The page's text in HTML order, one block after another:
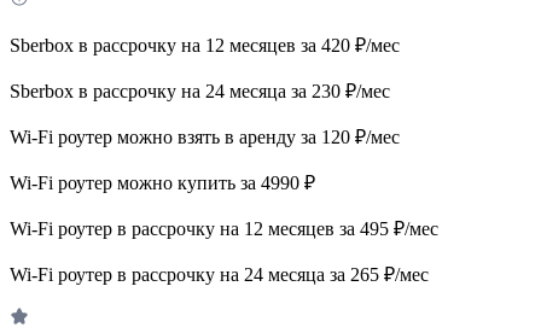
Sberbox в рассрочку на 12 месяцев за 420 ₽/мес
Sberbox в рассрочку на 24 месяца за 230 ₽/мес
Wi-Fi роутер можно взять в аренду за 120 ₽/мес
Wi-Fi роутер можно купить за 4990 ₽
Wi-Fi роутер в рассрочку на 12 месяцев за 495 ₽/мес
Wi-Fi роутер в рассрочку на 24 месяца за 265 ₽/мес